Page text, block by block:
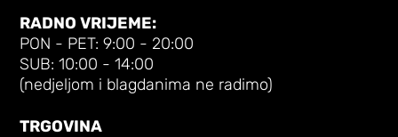
RADNO VRIJEME:
PON - PET: 9:00 - 20:00
SUB: 10:00 - 14:00
(nedjeljom i blagdanima ne radimo)
TRGOVINA